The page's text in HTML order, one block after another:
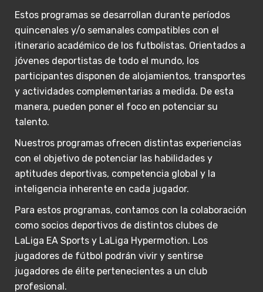
Estos programas se desarrollan durante períodos
quincenales y/o semanales compatibles con el
itinerario académico de los futbolistas. Orientados a
jóvenes deportistas de todo el mundo, los
participantes disponen de alojamientos, transportes
y actividades complementarias a medida. De esta
manera, pueden poner el foco en potenciar su
talento.
Nuestros programas ofrecen distintas experiencias
con el objetivo de potenciar las habilidades y
aptitudes deportivas, competencia global y la
inteligencia inherente en cada jugador.
Para estos programas, contamos con la colaboración
como socios deportivos de distintos clubes de
LaLiga EA Sports y LaLiga Hypermotion. Los
jugadores de fútbol podrán vivir y sentirse
jugadores de élite pertenecientes a un club
profesional.